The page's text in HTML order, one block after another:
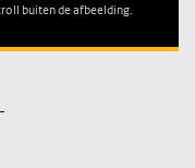
buiten de afbeelding.